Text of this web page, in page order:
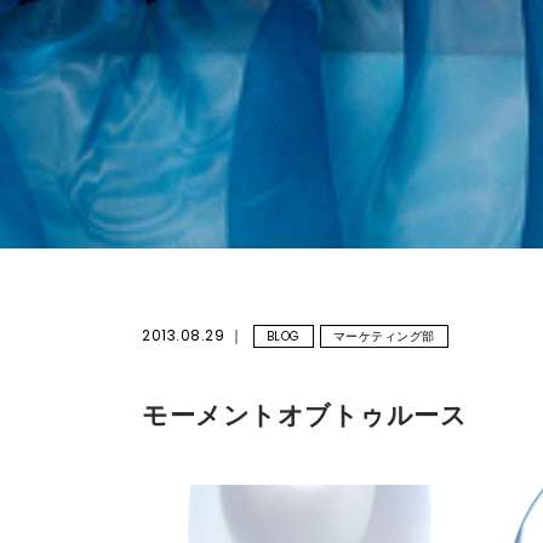
2013.08.29 BLOG マーケティング部
モーメントオブトゥルース